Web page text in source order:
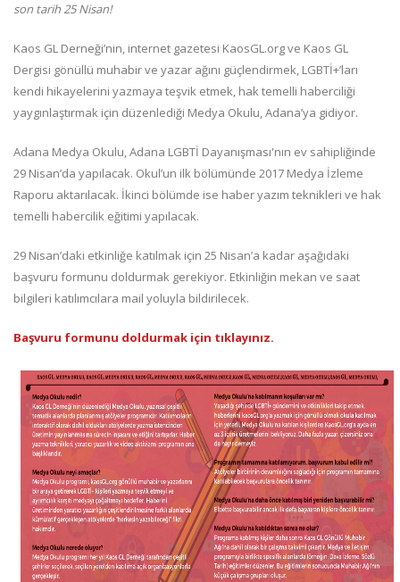
son tarih 25 Nisan!
Kaos GL Derneği’nin, internet gazetesi KaosGL.org ve Kaos GL
Dergisi gönüllü muhabir ve yazar ağını güçlendirmek, LGBTİ+’ları
kendi hikayelerini yazmaya teşvik etmek, hak temelli haberciliği
yaygınlaştırmak için düzenlediği Medya Okulu, Adana’ya gidiyor.
Adana Medya Okulu, Adana LGBTİ Dayanışması'nın ev sahipliğinde
29 Nisan’da yapılacak. Okul’un ilk bölümünde 2017 Medya İzleme
Raporu aktarılacak. İkinci bölümde ise haber yazım teknikleri ve hak
temelli habercilik eğitimi yapılacak.
29 Nisan’daki etkinliğe katılmak için 25 Nisan’a kadar aşağıdaki
başvuru formunu doldurmak gerekiyor. Etkinliğin mekan ve saat
bilgileri katılımcılara mail yoluyla bildirilecek.
Başvuru formunu doldurmak için tıklayınız.